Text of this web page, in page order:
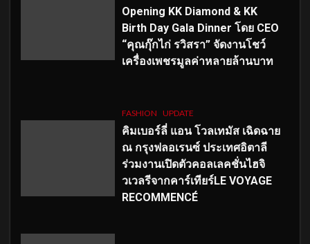
Opening KK Diamond & KK
Birth Day Gala Dinner โดย CEO
“คุณกุ๊กไก่ รวิสรา” จัดงานโชว์
เครื่องเพชรมูลค่าหลายล้านบาท
FASHION UPDATE
คิมเบอร์ลี่ แอน โวลเทมัส เฉิดฉาย
ณ กรุงฟลอเรนซ์ ประเทศอิตาลี
ร่วมงานเปิดตัวคอลเลคชั่นไฮจิ
วเวลรีจากคาร์เทียร์LE VOYAGE
RECOMMENCÉ